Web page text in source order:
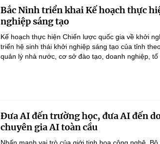
Bắc Ninh triển khai Kế hoạch thực
nghiệp sáng tạo
Kế hoạch thực hiện Chiến lược quốc gia về khởi
triển hệ sinh thái khởi nghiệp sáng tạo của tỉnh
quản lý nhà nước, cơ sở đào tạo, doanh nghiệp,
Đưa AI đến trường học, đưa AI đến
chuyên gia AI toàn cầu